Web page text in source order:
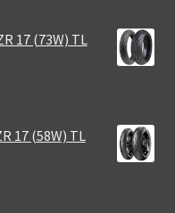
17 (73W) TL
17 (58W) TL